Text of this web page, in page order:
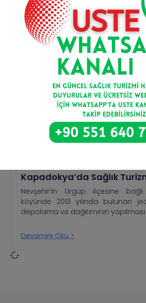
Kapadokya’da Sağlık
Nevşehir’in Ürgüp ilçesine
köyünde 2013 yılında bulunan
depolama ve dağıtımının
Devamını Oku >